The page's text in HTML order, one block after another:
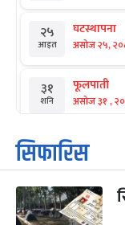
२५
आइत
घटस्थापना
असोज २५,
३१
शनि
फूलपाती
असोज ३१ ,
१
आइत
कार्तिक
कार्तिक १, २०८३
३
मंगल
महानवमी
कार्तिक ३, २०८३
सिफारिस